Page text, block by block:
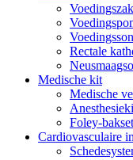
Voedingszak
Rectale
Medische kit
Medische
Foley-bakset
Cardiovasculaire